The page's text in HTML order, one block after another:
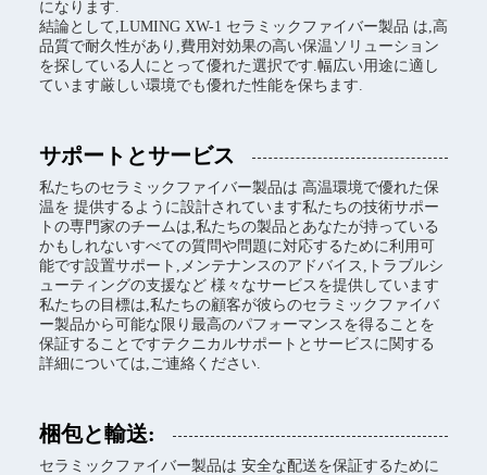
になります.
結論として,LUMING XW-1 セラミックファイバー製品 は,高
品質で耐久性があり,費用対効果の高い保温ソリューション
を探している人にとって優れた選択です.幅広い用途に適し
ています厳しい環境でも優れた性能を保ちます.
サポートとサービス
私たちのセラミックファイバー製品は 高温環境で優れた保
温を 提供するように設計されています私たちの技術サポー
トの専門家のチームは,私たちの製品とあなたが持っている
かもしれないすべての質問や問題に対応するために利用可
能です設置サポート,メンテナンスのアドバイス,トラブルシ
ューティングの支援など 様々なサービスを提供しています
私たちの目標は,私たちの顧客が彼らのセラミックファイバ
ー製品から可能な限り最高のパフォーマンスを得ることを
保証することですテクニカルサポートとサービスに関する
詳細については,ご連絡ください.
梱包と輸送:
セラミックファイバー製品は 安全な配送を保証するために